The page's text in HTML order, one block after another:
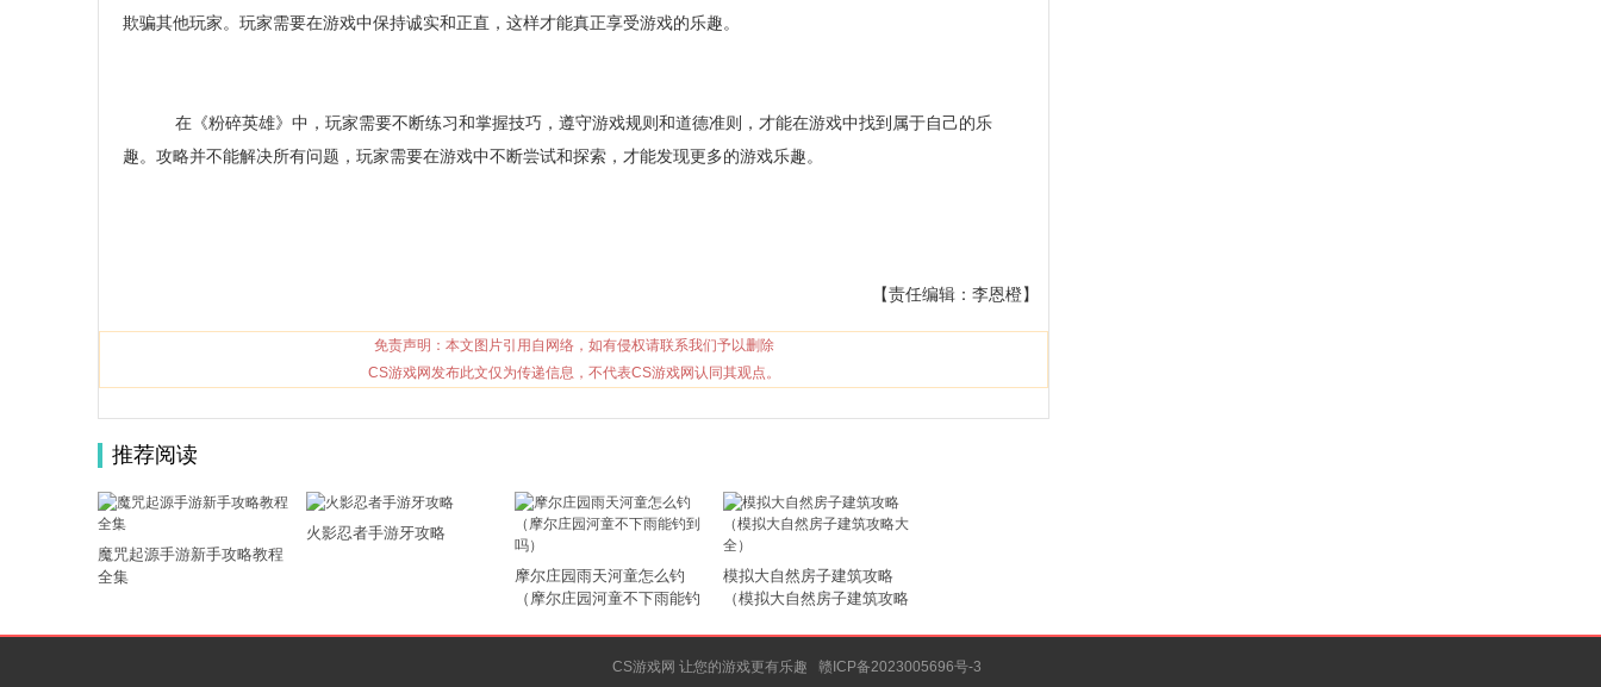
欺骗其他玩家。玩家需要在游戏中保持诚实和正直，这样才能真正享受游戏的乐趣。
在《粉碎英雄》中，玩家需要不断练习和掌握技巧，遵守游戏规则和道德准则，才能在游戏中找到属于自己的乐
趣。攻略并不能解决所有问题，玩家需要在游戏中不断尝试和探索，才能发现更多的游戏乐趣。
【责任编辑：李恩橙】
免责声明：本文图片引用自网络，如有侵权请联系我们予以删除
CS游戏网发布此文仅为传递信息，不代表CS游戏网认同其观点。
推荐阅读
魔咒起源手游新手攻略教程
全集
火影忍者手游牙攻略
摩尔庄园雨天河童怎么钓
（摩尔庄园河童不下雨能钓
模拟大自然房子建筑攻略
（模拟大自然房子建筑攻略
CS游戏网 让您的游戏更有乐趣 赣ICP备2023005696号-3